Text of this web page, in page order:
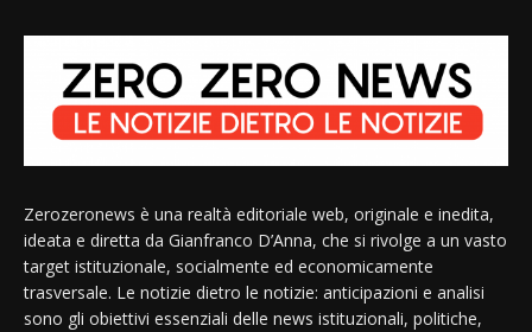
Zerozeronews è una realtà editoriale web, originale e inedita,
ideata e diretta da Gianfranco D’Anna, che si rivolge a un vasto
target istituzionale, socialmente ed economicamente
trasversale. Le notizie dietro le notizie: anticipazioni e analisi
sono gli obiettivi essenziali delle news istituzionali, politiche,